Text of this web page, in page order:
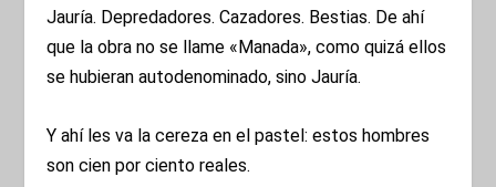
Jauría. Depredadores. Cazadores. Bestias. De ahí
que la obra no se llame «Manada», como quizá ellos
se hubieran autodenominado, sino Jauría.
Y ahí les va la cereza en el pastel: estos hombres
son cien por ciento reales.